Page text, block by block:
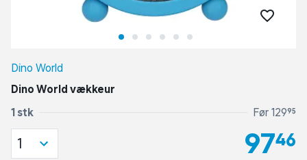
Dino World
Dino World vækkeur
1 stk
Før 129,95
97,46
1